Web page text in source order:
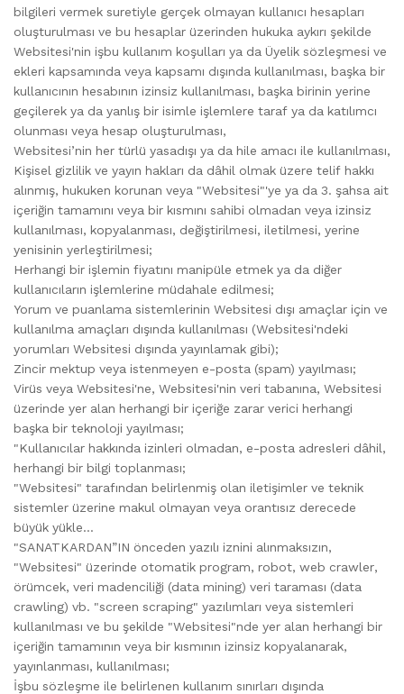
bilgileri vermek suretiyle gerçek olmayan kullanıcı hesapları
oluşturulması ve bu hesaplar üzerinden hukuka aykırı şekilde
Websitesi'nin işbu kullanım koşulları ya da Üyelik sözleşmesi ve
ekleri kapsamında veya kapsamı dışında kullanılması, başka bir
kullanıcının hesabının izinsiz kullanılması, başka birinin yerine
geçilerek ya da yanlış bir isimle işlemlere taraf ya da katılımcı
olunması veya hesap oluşturulması,
Websitesi’nin her türlü yasadışı ya da hile amacı ile kullanılması,
Kişisel gizlilik ve yayın hakları da dâhil olmak üzere telif hakkı
alınmış, hukuken korunan veya "Websitesi"'ye ya da 3. şahsa ait
içeriğin tamamını veya bir kısmını sahibi olmadan veya izinsiz
kullanılması, kopyalanması, değiştirilmesi, iletilmesi, yerine
yenisinin yerleştirilmesi;
Herhangi bir işlemin fiyatını manipüle etmek ya da diğer
kullanıcıların işlemlerine müdahale edilmesi;
Yorum ve puanlama sistemlerinin Websitesi dışı amaçlar için ve
kullanılma amaçları dışında kullanılması (Websitesi'ndeki
yorumları Websitesi dışında yayınlamak gibi);
Zincir mektup veya istenmeyen e-posta (spam) yayılması;
Virüs veya Websitesi'ne, Websitesi'nin veri tabanına, Websitesi
üzerinde yer alan herhangi bir içeriğe zarar verici herhangi
başka bir teknoloji yayılması;
"Kullanıcılar hakkında izinleri olmadan, e-posta adresleri dâhil,
herhangi bir bilgi toplanması;
"Websitesi" tarafından belirlenmiş olan iletişimler ve teknik
sistemler üzerine makul olmayan veya orantısız derecede
büyük yükle...
"SANATKARDAN”IN önceden yazılı iznini alınmaksızın,
"Websitesi" üzerinde otomatik program, robot, web crawler,
örümcek, veri madenciliği (data mining) veri taraması (data
crawling) vb. "screen scraping" yazılımları veya sistemleri
kullanılması ve bu şekilde "Websitesi"nde yer alan herhangi bir
içeriğin tamamının veya bir kısmının izinsiz kopyalanarak,
yayınlanması, kullanılması;
İşbu sözleşme ile belirlenen kullanım sınırları dışında